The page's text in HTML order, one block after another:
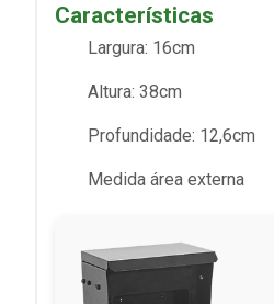
Características
Largura: 16cm
Altura: 38cm
Profundidade: 12,6cm
Medida área externa